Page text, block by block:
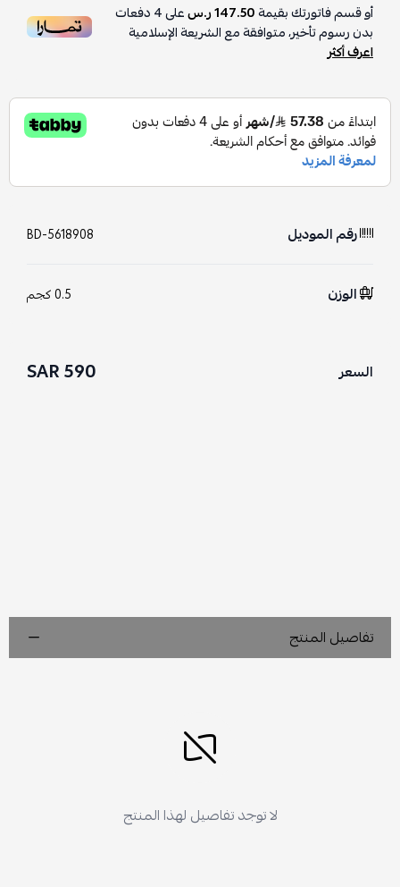
أو قسم فاتورتك بقيمة147.50 ر.س على4دفعات
بدون رسوم تأخير، متوافقة مع الشريعة الإسلامية
اعرف أكثر
رقم الموديل BD-5618908
الوزن 0.5 كجم
السعر 590 SAR
تفاصيل المنتج
لا توجد تفاصيل لهذا المنتج